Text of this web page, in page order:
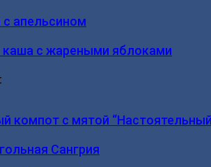
апельсином
каша с жареными яблоками
компот с мятой
Сангрия